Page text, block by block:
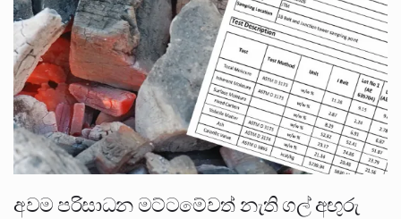
අවම පරිසාධන මට්ටමේවත් නැති ගල් අඟුරු